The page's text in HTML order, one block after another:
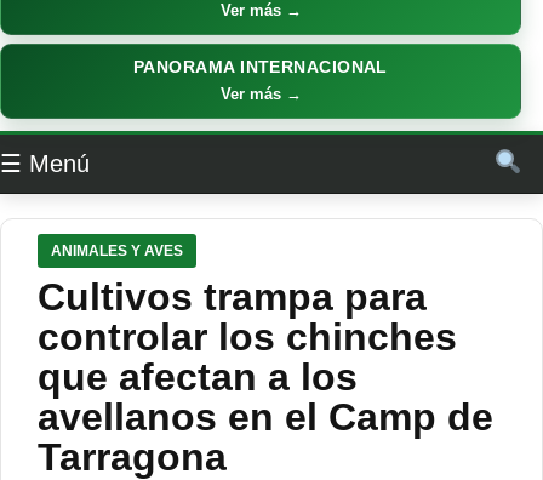
Ver más →
PANORAMA INTERNACIONAL
Ver más →
☰ Menú
ANIMALES Y AVES
Cultivos trampa para
controlar los chinches
que afectan a los
avellanos en el Camp de
Tarragona